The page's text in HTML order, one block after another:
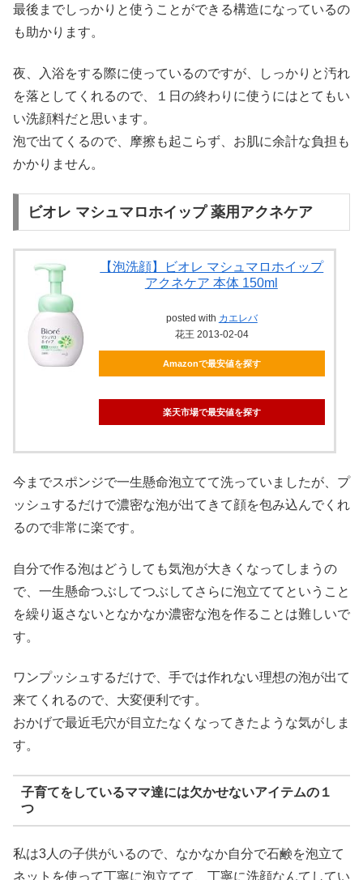
最後までしっかりと使うことができる構造になっているの
も助かります。
夜、入浴をする際に使っているのですが、しっかりと汚れ
を落としてくれるので、１日の終わりに使うにはとてもい
い洗顔料だと思います。
泡で出てくるので、摩擦も起こらず、お肌に余計な負担も
かかりません。
ビオレ マシュマロホイップ 薬用アクネケア
【泡洗顔】ビオレ マシュマロホイップ
アクネケア 本体 150ml
posted with カエレバ
花王 2013-02-04
Amazonで最安値を探す
楽天市場で最安値を探す
今までスポンジで一生懸命泡立てて洗っていましたが、プ
ッシュするだけで濃密な泡が出てきて顔を包み込んでくれ
るので非常に楽です。
自分で作る泡はどうしても気泡が大きくなってしまうの
で、一生懸命つぶしてつぶしてさらに泡立ててということ
を繰り返さないとなかなか濃密な泡を作ることは難しいで
す。
ワンプッシュするだけで、手では作れない理想の泡が出て
来てくれるので、大変便利です。
おかげで最近毛穴が目立たなくなってきたような気がしま
す。
子育てをしているママ達には欠かせないアイテムの１
つ
私は3人の子供がいるので、なかなか自分で石鹸を泡立て
ネットを使って丁寧に泡立てて、丁寧に洗顔なんてしてい